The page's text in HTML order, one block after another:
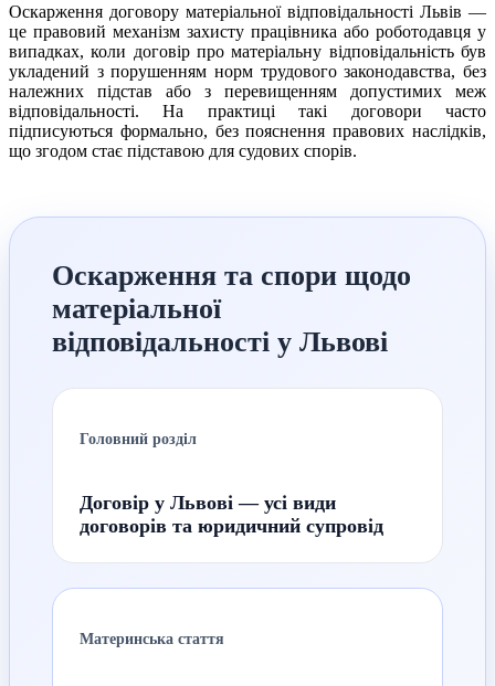
Оскарження договору матеріальної відповідальності Львів —
це правовий механізм захисту працівника або роботодавця у
випадках, коли договір про матеріальну відповідальність був
укладений з порушенням норм трудового законодавства, без
належних підстав або з перевищенням допустимих меж
відповідальності. На практиці такі договори часто
підписуються формально, без пояснення правових наслідків,
що згодом стає підставою для судових спорів.
Оскарження та спори щодо
матеріальної
відповідальності у Львові
Головний розділ
Договір у Львові — усі види
договорів та юридичний супровід
Материнська стаття